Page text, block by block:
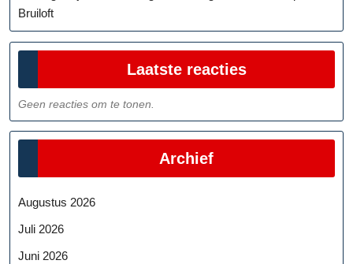
Bruiloft
Laatste reacties
Geen reacties om te tonen.
Archief
Augustus 2026
Juli 2026
Juni 2026